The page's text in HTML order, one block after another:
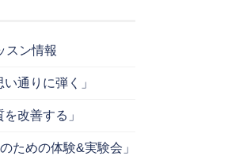
スン情報
通りに弾く」
改善する」
ための体験&実験会」